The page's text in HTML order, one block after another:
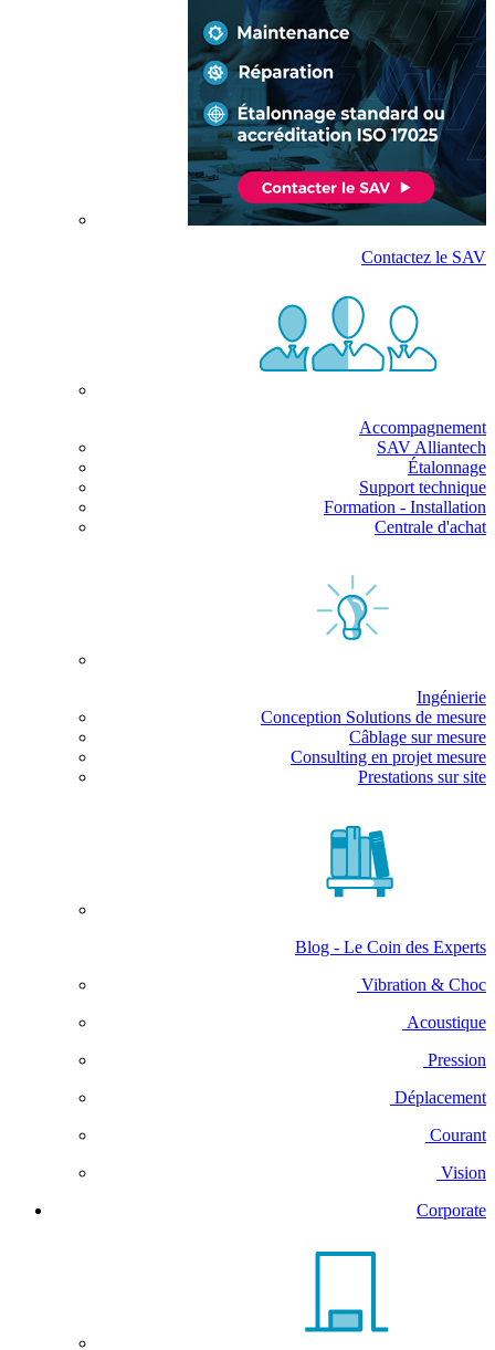
Contactez le SAV
Accompagnement
SAV Alliantech
Étalonnage
Support technique
Formation - Installation
Centrale d'achat
Ingénierie
Conception Solutions de mesure
Câblage sur mesure
Consulting en projet mesure
Prestations sur site
Blog - Le Coin des Experts
Vibration & Choc
Acoustique
Pression
Déplacement
Courant
Vision
Corporate